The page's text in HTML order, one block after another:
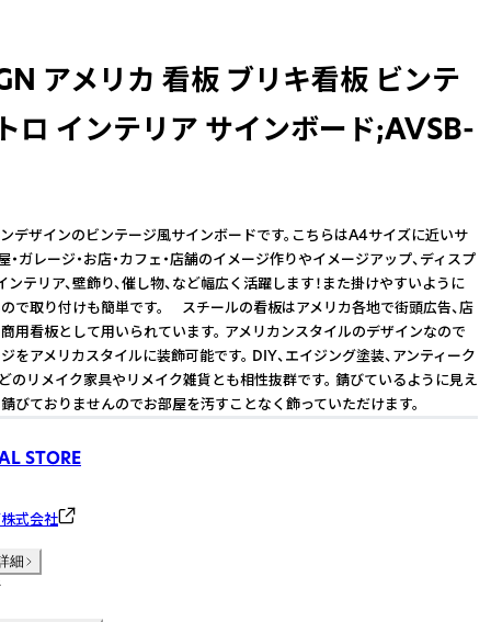
アメリカ 看板 ブリキ看板 ビンテ
ロ インテリア サインボード;AVSB-
デザインのビンテージ風サインボードです。こちらはA4サイズに近いサ
・ガレージ・お店・カフェ・店舗のイメージ作りやイメージアップ、ディスプ
ンテリア、壁飾り、催し物、など幅広く活躍します！また掛けやすいように
で取り付けも簡単です。 スチールの看板はアメリカ各地で街頭広告、店
用看板として用いられています。 アメリカンスタイルのデザインなので
をアメリカスタイルに装飾可能です。 DIY、エイジング塗装、アンティーク
のリメイク家具やリメイク雑貨とも相性抜群です。 錆びているように見え
びておりませんのでお部屋を汚すことなく飾っていただけます。
STORE
式会社
細